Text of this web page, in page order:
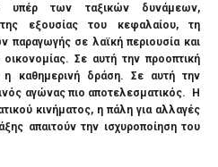
υπέρ των ταξικών δυνάμεων,
εξουσίας του κεφαλαίου, τη
σε λαϊκή περιουσία και
Σε αυτή την προοπτική
η καθημερινή δράση. Σε αυτή την
αγώνας πιο αποτελεσματικός. Η
κινήματος, η πάλη για αλλαγές
απαιτούν την ισχυροποίηση του